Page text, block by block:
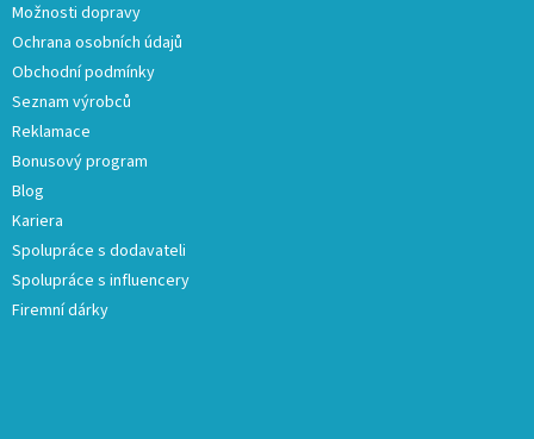
Možnosti dopravy
Ochrana osobních údajů
Obchodní podmínky
Seznam výrobců
Reklamace
Bonusový program
Blog
Kariera
Spolupráce s dodavateli
Spolupráce s influencery
Firemní dárky